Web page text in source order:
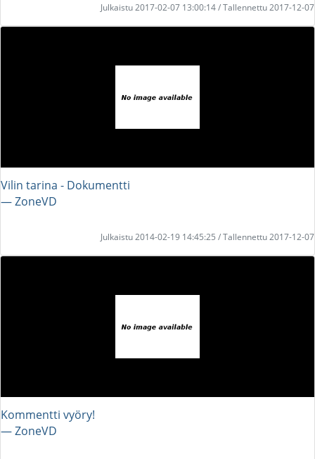
Julkaistu 2017-02-07 13:00:14 / Tallennettu 2017-12-07
Vilin tarina - Dokumentti
― ZoneVD
Julkaistu 2014-02-19 14:45:25 / Tallennettu 2017-12-07
Kommentti vyöry!
― ZoneVD